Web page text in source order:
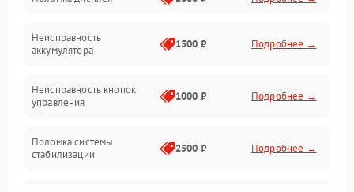
Неисправность
аккумулятора
1500 ₽ Подробнее →
Неисправность кнопок
управления
1000 ₽ Подробнее →
Поломка системы
стабилизации
2500 ₽ Подробнее →